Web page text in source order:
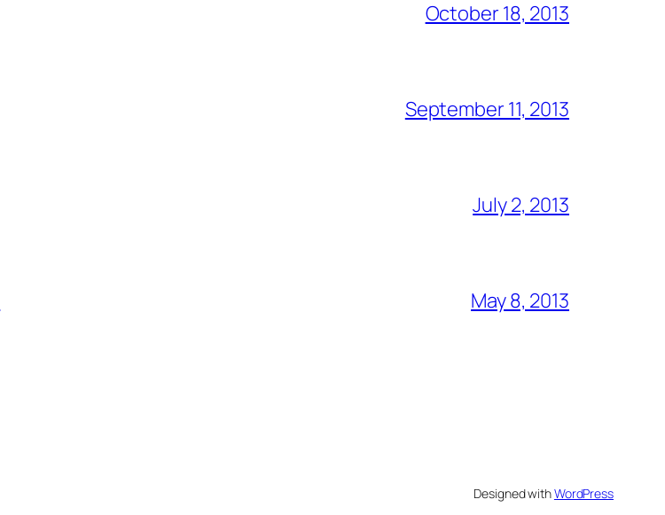
October 18, 2013
September 11, 2013
July 2, 2013
May 8, 2013
Designed withWordPress